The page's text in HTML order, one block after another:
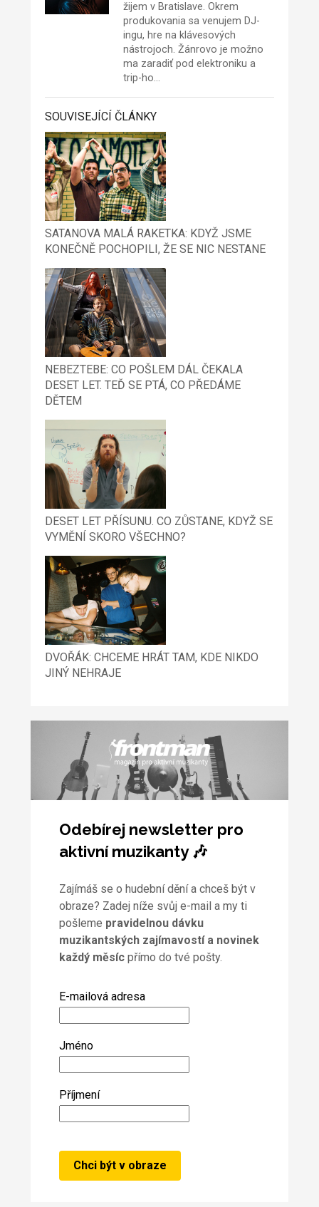
žijem v Bratislave. Okrem
produkovania sa venujem DJ-
ingu, hre na klávesových
nástrojoch. Žánrovo je možno
ma zaradiť pod elektroniku a
trip-ho…
SOUVISEJÍCÍ ČLÁNKY
SATANOVA MALÁ RAKETKA: KDYŽ JSME
KONEČNĚ POCHOPILI, ŽE SE NIC NESTANE
NEBEZTEBE: CO POŠLEM DÁL ČEKALA
DESET LET. TEĎ SE PTÁ, CO PŘEDÁME
DĚTEM
DESET LET PŘÍSUNU. CO ZŮSTANE, KDYŽ SE
VYMĚNÍ SKORO VŠECHNO?
DVOŘÁK: CHCEME HRÁT TAM, KDE NIKDO
JINÝ NEHRAJE
Odebírej newsletter pro
aktivní muzikanty 🎶
Zajímáš se o hudební dění a chceš být v
obraze? Zadej níže svůj e-mail a my ti
pošleme pravidelnou dávku
muzikantských zajímavostí a novinek
každý měsícpřímo do tvé pošty.
E-mailová adresa
Jméno
Příjmení